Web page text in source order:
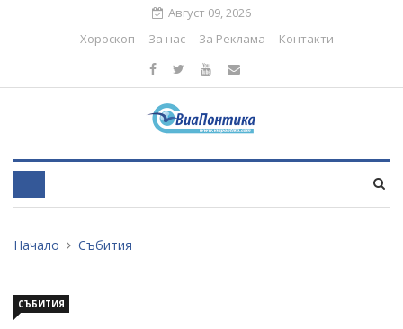
Август 09, 2026
Хороскоп
За нас За Реклама Контакти
Начало Събития
СЪБИТИЯ